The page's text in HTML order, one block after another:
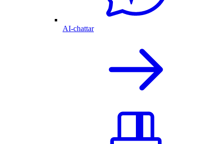
AI-chattar